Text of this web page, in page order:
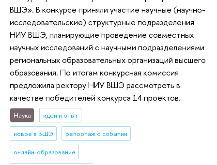
ВШЭ». В конкурсе приняли участие научные (научно-
исследовательские) структурные подразделения
НИУ ВШЭ, планирующие проведение совместных
научных исследований с научными подразделениями
региональных образовательных организаций высшего
образования. По итогам конкурсная комиссия
предложила ректору НИУ ВШЭ рассмотреть в
качестве победителей конкурса 14 проектов.
Наука идеи и опыт
новое в ВШЭ репортаж о событии
онлайн-образование